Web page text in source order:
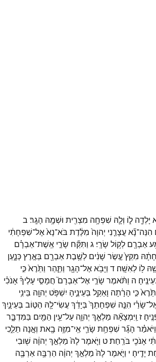
יָלְדָ֖ה ל֑וֹ וְלָ֛הּ שִׁפְחָ֥ה מִצְרִ֖ית וּשְׁמָ֥הּ הָגָֽר׃ ב
הִנֵּה־נָ֞אעֲצָרַ֤נִי יְהוָה֙ מִלֶּ֔דֶת בֹּא־נָא֙אֶל־שִׁפְחָתִ֔י
אַבְרָ֖ם לְק֥וֹל שָׂרָֽי׃ ג וַתִּקַּ֞ח שָׂרַ֣י אֵֽשֶׁת־אַבְרָ֗ם
מִקֵּץ֙עֶ֣שֶׂר שָׁנִ֔ים לְשֶׁ֥בֶתאַבְרָ֖ם בְּאֶ֣רֶץכְּנָ֑עַן
ל֥וֹ לְאִשָּֽׁה׃ ד וַיָּבֹ֥אאֶל־הָגָ֖ר וַתַּ֑הַר וַתֵּ֙רֶא֙כִּ֣י
ה וַתֹּ֨אמֶר שָׂרַ֣י אֶל־אַבְרָם֮ חֲמָסִ֣י עָלֶיךָ֒אָנֹכִ֗י
כִּ֣י הָרָ֔תָה וָאֵקַ֖ל בְּעֵינֶ֑יהָ יִשְׁפֹּ֥ט יְהוָ֖ה בֵּינִ֥י
שָׂרַ֗י הִנֵּ֤ה שִׁפְחָתֵךְ֙ בְּיָדֵ֔ךְעֲשִׂי־לָ֖הּ הַטּ֣וֹב בְּעֵינָ֑יִךְ
ז וַֽיִּמְצָאָ֞הּ מַלְאַ֧ךְ יְהוָ֛ה עַל־עֵ֥ין הַמַּ֖יִם בַּמִּדְבָּ֑ר
וַיֹּאמַ֗ר הָגָ֞ר שִׁפְחַ֥ת שָׂרַ֛י אֵֽי־מִזֶּ֥ה בָ֖את וְאָ֣נָה תֵלֵ֑כִי
אָנֹכִ֖י בֹּרַֽחַת׃ט וַיֹּ֤אמֶרלָהּ֙ מַלְאַ֣ךְ יְהוָ֔ה שׁ֖וּבִי
יָדֶֽיהָ׃ י וַיֹּ֤אמֶרלָהּ֙ מַלְאַ֣ךְ יְהוָ֔ה הַרְבָּ֥ה אַרְבֶּ֖ה